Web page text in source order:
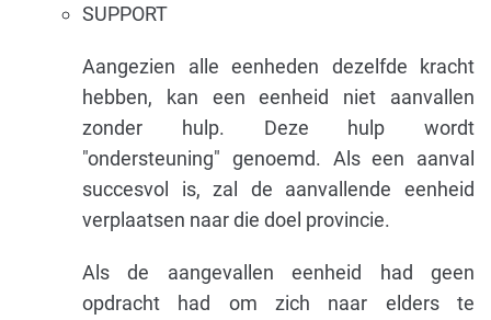
SUPPORT
Aangezien alle eenheden dezelfde kracht
hebben, kan een eenheid niet aanvallen
zonder hulp. Deze hulp wordt
"ondersteuning" genoemd. Als een aanval
succesvol is, zal de aanvallende eenheid
verplaatsen naar die doel provincie.
Als de aangevallen eenheid had geen
opdracht had om zich naar elders te